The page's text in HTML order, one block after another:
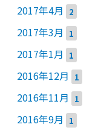
2017年4月 2
2017年3月 1
2017年1月 1
2016年12月 1
2016年11月 1
2016年9月 1